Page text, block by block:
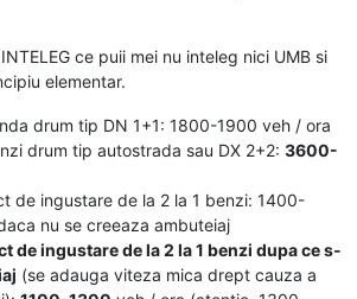
INTELEG ce puii mei nu inteleg nici UMB si
elementar.
drum tip DN 1+1: 1800-1900 veh / ora
drum tip autostrada sau DX 2+2: 3600-
de ingustare de la 2 la 1 benzi: 1400-
nu se creeaza ambuteiaj
de ingustare de la 2 la 1 benzi dupa ce s-
(se adauga viteza mica drept cauza a